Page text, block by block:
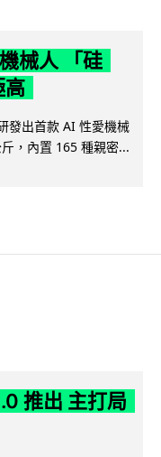
械人 「硅
高
發出首款 AI 性愛機械
，內置 165 種親密...
推出 主打局